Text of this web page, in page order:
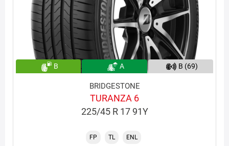
B A B (69)
BRIDGESTONE
TURANZA 6
225/45 R 17 91Y
FP TL ENL